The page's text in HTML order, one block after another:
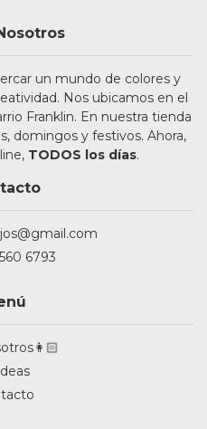
un mundo de colores y
Nos ubicamos en el
Franklin. En nuestra tienda
domingos y festivos. Ahora,
TODOS los días.
6793